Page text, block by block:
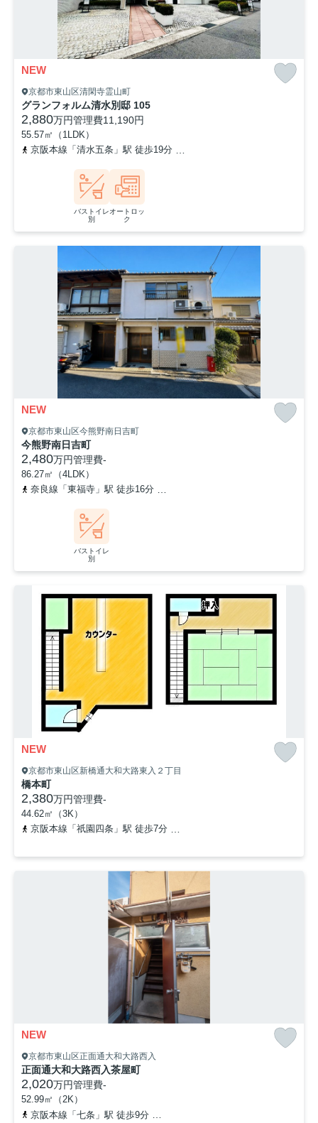
NEW
京都市東山区清閑寺霊山町
グランフォルム清水別邸 105
2,880万円管理費11,190円
55.57㎡（1LDK）
京阪本線「清水五条」駅 徒歩19分
バストイレ
別
オートロッ
ク
NEW
京都市東山区今熊野南日吉町
今熊野南日吉町
2,480万円管理費-
86.27㎡（4LDK）
奈良線「東福寺」駅 徒歩16分
バストイレ
別
NEW
京都市東山区新橋通大和大路東入２丁目
橋本町
2,380万円管理費-
44.62㎡（3K）
京阪本線「祇園四条」駅 徒歩7分
NEW
京都市東山区正面通大和大路西入
正面通大和大路西入茶屋町
2,020万円管理費-
52.99㎡（2K）
京阪本線「七条」駅 徒歩9分